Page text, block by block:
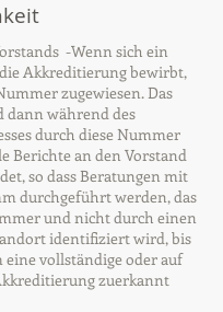
-Wenn sich ein
Akkreditierung bewirbt,
zugewiesen. Das
dann während des
durch diese Nummer
Berichte an den Vorstand
so dass Beratungen mit
durchgeführt werden, das
und nicht durch einen
identifiziert wird, bis
eine vollständige oder auf
zuerkannt